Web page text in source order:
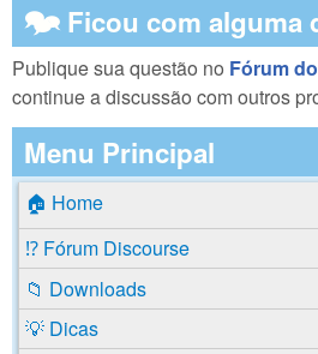
🗫 Ficou com alguma
Publique sua questão no Fórum
continue a discussão com outros
Menu Principal
🏠 Home
⁉️ Fórum Discourse
📁 Downloads
💡 Dicas